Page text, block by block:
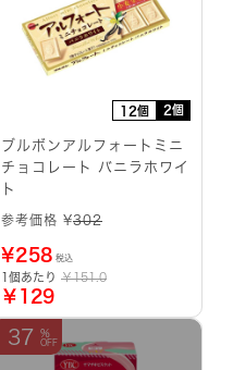
12個 2個
ブルボンアルフォートミニ
チョコレート バニラホワイ
ト
参考価格 ¥302
¥258 税込
1個あたり ￥151.0
￥129
37